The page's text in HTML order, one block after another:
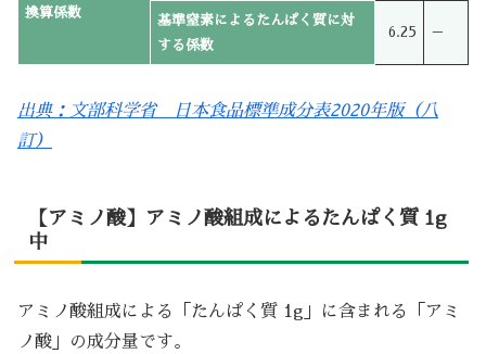
換算係数
基準窒素によるたんぱく質に対
する係数
6.25 －
出典：文部科学省 日本食品標準成分表2020年版（八
訂）
【アミノ酸】アミノ酸組成によるたんぱく質 1g
中
アミノ酸組成による「たんぱく質 1g」に含まれる「アミ
ノ酸」の成分量です。